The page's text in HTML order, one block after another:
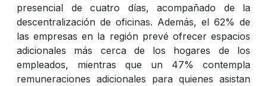
presencial de cuatro días, acompañado de la
descentralización de oficinas. Además, el 62% de
las empresas en la región prevé ofrecer espacios
adicionales más cerca de los hogares de los
empleados, mientras que un 47% contempla
remuneraciones adicionales para quienes asistan